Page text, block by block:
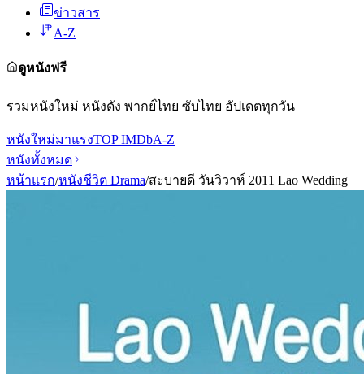
ข่าวสาร
A-Z
ดูหนังฟรี
รวมหนังใหม่ หนังดัง พากย์ไทย ซับไทย อัปเดตทุกวัน
หนังใหม่มาแรงTOP IMDbA-Z
หนังทั้งหมด
หน้าแรก/หนังชีวิต Drama/สะบายดี วันวิวาห์ 2011 Lao Wedding